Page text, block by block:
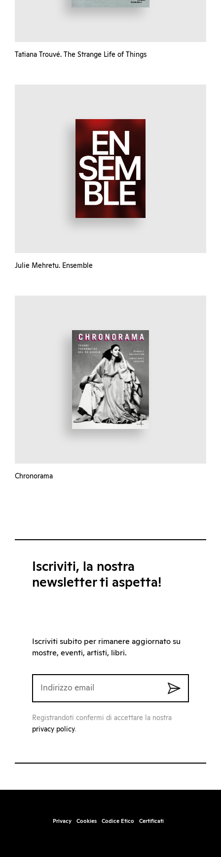
Tatiana Trouvé. The Strange Life of Things
Julie Mehretu. Ensemble
Chronorama
Iscriviti, la nostra
newsletter ti aspetta!
Iscriviti subito per rimanere aggiornato su
mostre, eventi, artisti, libri.
Registrandoti confermi di accettare la nostra
privacy policy.
Privacy Cookies Codice Etico Certificati